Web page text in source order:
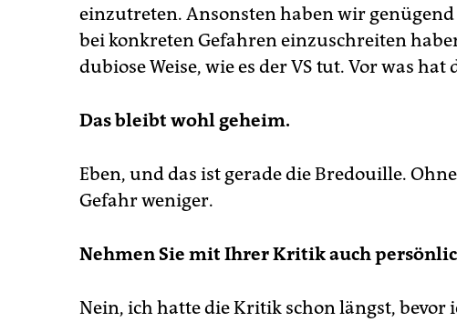
einzutreten. Ansonsten haben wir
bei konkreten Gefahren einzuschreiten
dubiose Weise, wie es der VS tut. Vor was
Das bleibt wohl geheim.
Eben, und das ist gerade die Bredouille.
Gefahr weniger.
Nehmen Sie mit Ihrer Kritik auch
Nein, ich hatte die Kritik schon längst, bevor